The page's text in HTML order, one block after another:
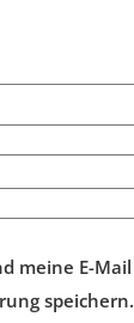
meine E-
speichern.